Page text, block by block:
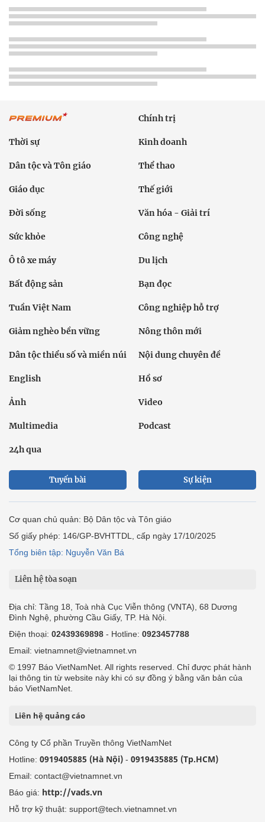
Chính trị
Thời sự Kinh doanh
Dân tộc và Tôn giáo Thể thao
Giáo dục Thế giới
Đời sống Văn hóa - Giải trí
Sức khỏe Công nghệ
Ô tô xe máy Du lịch
Bất động sản Bạn đọc
Tuần Việt Nam Công nghiệp hỗ trợ
Giảm nghèo bền vững Nông thôn mới
Dân tộc thiểu số và miền núi Nội dung chuyên đề
English Hồ sơ
Ảnh Video
Multimedia Podcast
24h qua
Tuyến bài Sự kiện
Cơ quan chủ quản: Bộ Dân tộc và Tôn giáo
Số giấy phép: 146/GP-BVHTTDL, cấp ngày 17/10/2025
Tổng biên tập: Nguyễn Văn Bá
Liên hệ tòa soạn
Địa chỉ: Tầng 18, Toà nhà Cục Viễn thông (VNTA), 68 Dương
Đình Nghệ, phường Cầu Giấy, TP. Hà Nội.
Điện thoại: 02439369898 - Hotline: 0923457788
Email: vietnamnet@vietnamnet.vn
© 1997 Báo VietNamNet. All rights reserved. Chỉ được phát hành
lại thông tin từ website này khi có sự đồng ý bằng văn bản của
báo VietNamNet.
Liên hệ quảng cáo
Công ty Cổ phần Truyền thông VietNamNet
Hotline: 0919405885 (Hà Nội) - 0919435885 (Tp.HCM)
Email: contact@vietnamnet.vn
Báo giá: http://vads.vn
Hỗ trợ kỹ thuật: support@tech.vietnamnet.vn